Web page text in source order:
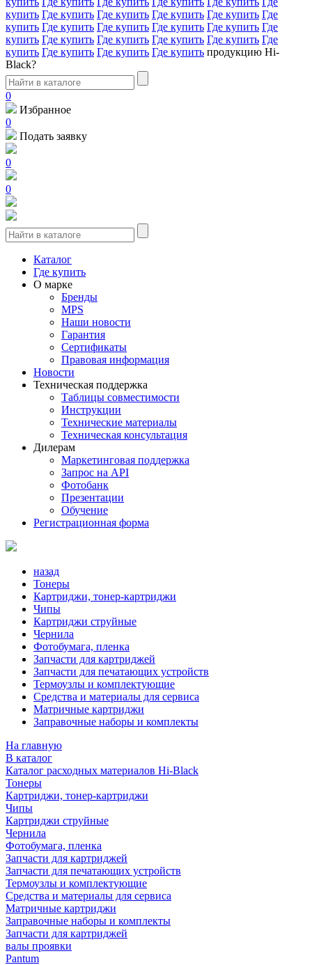
купить Где купить Где купить Где купить Где купить Где
купить Где купить Где купить Где купить Где купить Где
купить Где купить Где купить Где купить Где купить Где
купить Где купить Где купить Где купить продукцию Hi-
Black?
0
Избранное
0
Подать заявку
0
0
Каталог
Где купить
О марке
Бренды
MPS
Наши новости
Гарантия
Сертификаты
Правовая информация
Новости
Техническая поддержка
Таблицы совместимости
Инструкции
Технические материалы
Техническая консультация
Дилерам
Маркетинговая поддержка
Запрос на API
Фотобанк
Презентации
Обучение
Регистрационная форма
назад
Тонеры
Картриджи, тонер-картриджи
Чипы
Картриджи струйные
Чернила
Фотобумага, пленка
Запчасти для картриджей
Запчасти для печатающих устройств
Термоузлы и комплектующие
Средства и материалы для сервиса
Матричные картриджи
Заправочные наборы и комплекты
На главную
В каталог
Каталог расходных материалов Hi-Black
Тонеры
Картриджи, тонер-картриджи
Чипы
Картриджи струйные
Чернила
Фотобумага, пленка
Запчасти для картриджей
Запчасти для печатающих устройств
Термоузлы и комплектующие
Средства и материалы для сервиса
Матричные картриджи
Заправочные наборы и комплекты
Запчасти для картриджей
валы проявки
Pantum